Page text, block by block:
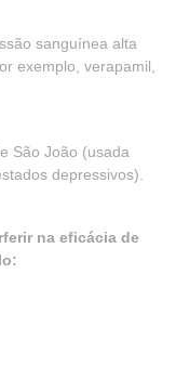
sanguínea alta
exemplo, verapamil,
São João (usada
depressivos).
na eficácia de